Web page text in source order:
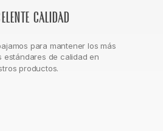
calidad
para mantener los más
estándares de calidad en
productos.